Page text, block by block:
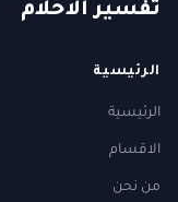
تفسير الاحلام
الرئيسية
الرئيسية
الاقسام
من نحن